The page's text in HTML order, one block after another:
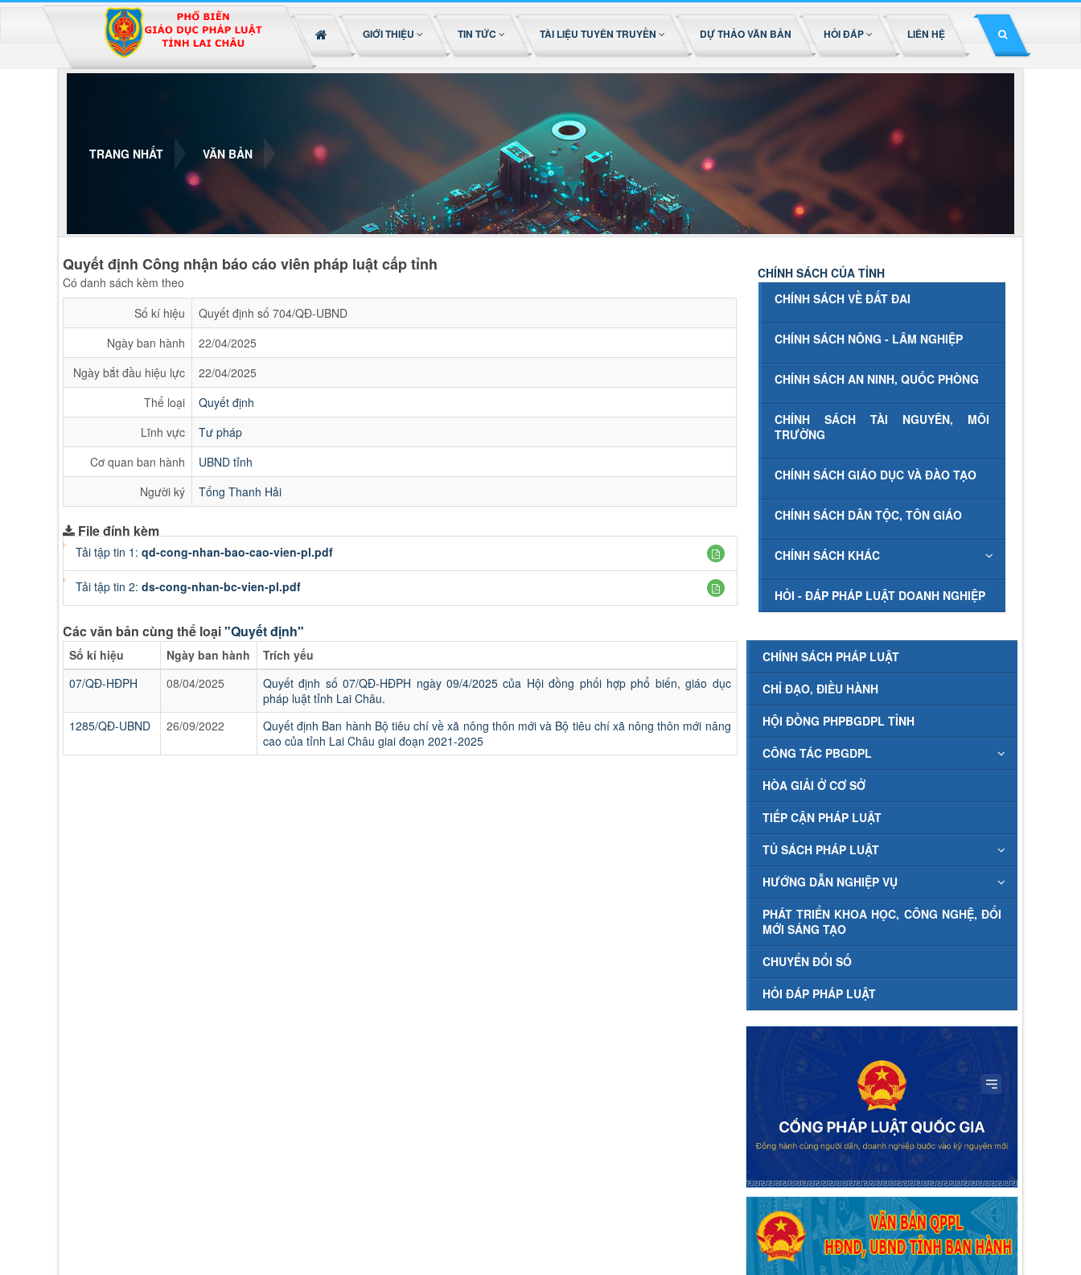
GIỚI THIỆU TIN TỨC TÀI LIỆU TUYÊN TRUYỀN DỰ THẢO VĂN BẢN HỎI ĐÁP LIÊN HỆ
TRANG NHẤT VĂN BẢN
Quyết định Công nhận báo cáo viên pháp luật cấp tỉnh
Có danh sách kèm theo
Số kí hiệu
Quyết định số 704/QĐ-UBND
Ngày ban hành
22/04/2025
Ngày bắt đầu hiệu lực
22/04/2025
Thể loại
Quyết định
Lĩnh vực
Tư pháp
Cơ quan ban hành
UBND tỉnh
Người ký
Tống Thanh Hải
File đính kèm
Tải tập tin 1: qd-cong-nhan-bao-cao-vien-pl.pdf
Tải tập tin 2: ds-cong-nhan-bc-vien-pl.pdf
Các văn bản cùng thể loại"Quyết định"
Số kí hiệu Ngày ban hành
Trích yếu
07/QĐ-HĐPH
08/04/2025
Quyết định số 07/QĐ-HĐPH ngày 09/4/2025 của Hội đồng phối hợp phổ biến, giáo dục
pháp luật tỉnh Lai Châu.
1285/QĐ-UBND
26/09/2022
Quyết định Ban hành Bộ tiêu chí về xã nông thôn mới và Bộ tiêu chí xã nông thôn mới nâng
cao của tỉnh Lai Châu giai đoạn 2021-2025
CHÍNH SÁCH CỦA TỈNH
CHÍNH SÁCH VỀ ĐẤT ĐAI
CHÍNH SÁCH NÔNG - LÂM NGHIỆP
CHÍNH SÁCH AN NINH, QUỐC PHÒNG
CHÍNH SÁCH TÀI NGUYÊN, MÔI
TRƯỜNG
CHÍNH SÁCH GIÁO DỤC VÀ ĐÀO TẠO
CHÍNH SÁCH DÂN TỘC, TÔN GIÁO
CHÍNH SÁCH KHÁC
HỎI - ĐÁP PHÁP LUẬT DOANH NGHIỆP
CHÍNH SÁCH PHÁP LUẬT
CHỈ ĐẠO, ĐIỀU HÀNH
HỘI ĐỒNG PHPBGDPL TỈNH
CÔNG TÁC PBGDPL
HÒA GIẢI Ở CƠ SỞ
TIẾP CẬN PHÁP LUẬT
TỦ SÁCH PHÁP LUẬT
HƯỚNG DẪN NGHIỆP VỤ
PHÁT TRIỂN KHOA HỌC, CÔNG NGHỆ, ĐỔI
MỚI SÁNG TẠO
CHUYỂN ĐỔI SỐ
HỎI ĐÁP PHÁP LUẬT
Đã kết nối EMC